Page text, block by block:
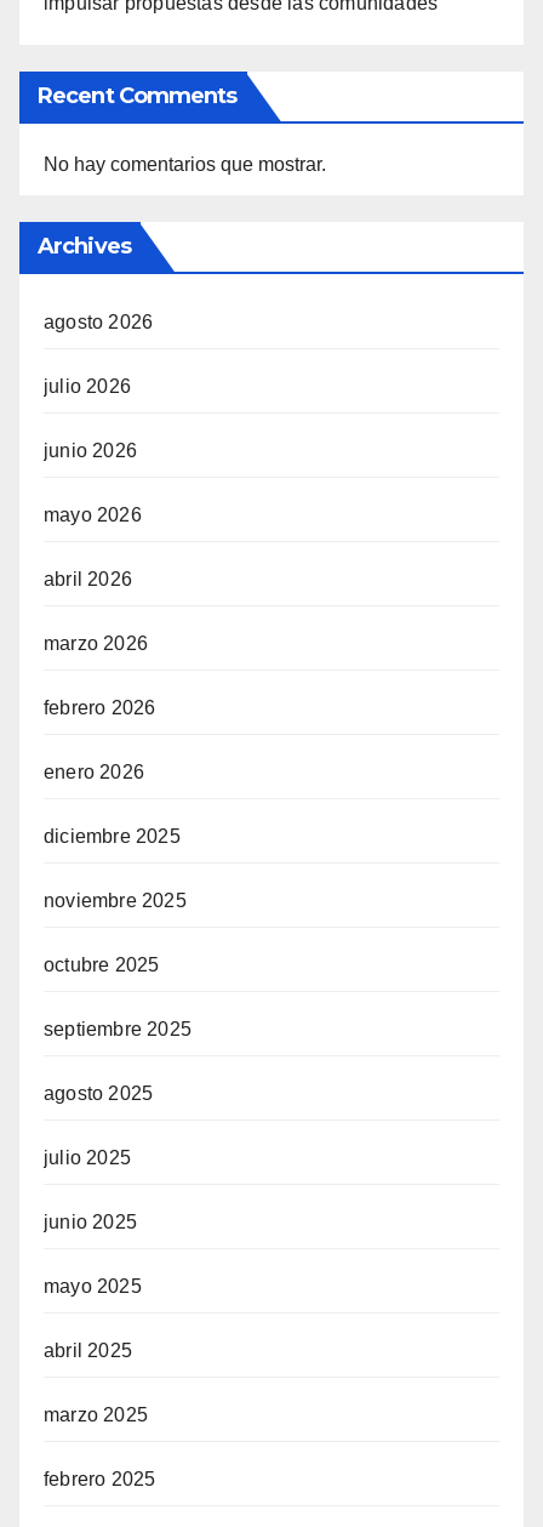
Recent Comments
No hay comentarios que mostrar.
Archives
agosto 2026
julio 2026
junio 2026
mayo 2026
abril 2026
marzo 2026
febrero 2026
enero 2026
diciembre 2025
noviembre 2025
octubre 2025
septiembre 2025
agosto 2025
julio 2025
junio 2025
mayo 2025
abril 2025
marzo 2025
febrero 2025